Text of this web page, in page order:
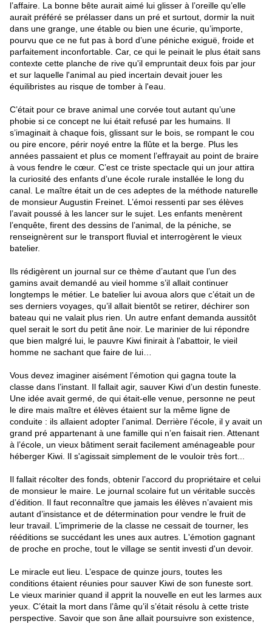
l’affaire. La bonne bête aurait aimé lui glisser à l’oreille qu’elle
aurait préféré se prélasser dans un pré et surtout, dormir la nuit
dans une grange, une étable ou bien une écurie, qu’importe,
pourvu que ce ne fut pas à bord d’une péniche exiguë, froide et
parfaitement inconfortable. Car, ce qui le peinait le plus était sans
contexte cette planche de rive qu'il empruntait deux fois par jour
et sur laquelle l'animal au pied incertain devait jouer les
équilibristes au risque de tomber à l'eau.
C’était pour ce brave animal une corvée tout autant qu’une
phobie si ce concept ne lui était refusé par les humains. Il
s’imaginait à chaque fois, glissant sur le bois, se rompant le cou
ou pire encore, périr noyé entre la flûte et la berge. Plus les
années passaient et plus ce moment l’effrayait au point de braire
à vous fendre le cœur. C’est ce triste spectacle qui un jour attira
la curiosité des enfants d’une école rurale installée le long du
canal. Le maître était un de ces adeptes de la méthode naturelle
de monsieur Augustin Freinet. L’émoi ressenti par ses élèves
l’avait poussé à les lancer sur le sujet. Les enfants menèrent
l’enquête, firent des dessins de l’animal, de la péniche, se
renseignèrent sur le transport fluvial et interrogèrent le vieux
batelier.
Ils rédigèrent un journal sur ce thème d’autant que l’un des
gamins avait demandé au vieil homme s’il allait continuer
longtemps le métier. Le batelier lui avoua alors que c’était un de
ses derniers voyages, qu’il allait bientôt se retirer, déchirer son
bateau qui ne valait plus rien. Un autre enfant demanda aussitôt
quel serait le sort du petit âne noir. Le marinier de lui répondre
que bien malgré lui, le pauvre Kiwi finirait à l'abattoir, le vieil
homme ne sachant que faire de lui…
Vous devez imaginer aisément l’émotion qui gagna toute la
classe dans l’instant. Il fallait agir, sauver Kiwi d’un destin funeste.
Une idée avait germé, de qui était-elle venue, personne ne peut
le dire mais maître et élèves étaient sur la même ligne de
conduite : ils allaient adopter l’animal. Derrière l’école, il y avait un
grand pré appartenant à une famille qui n’en faisait rien. Attenant
à l’école, un vieux bâtiment serait facilement aménageable pour
héberger Kiwi. Il s'agissait simplement de le vouloir très fort...
Il fallait récolter des fonds, obtenir l’accord du propriétaire et celui
de monsieur le maire. Le journal scolaire fut un véritable succès
d’édition. Il faut reconnaître que jamais les élèves n’avaient mis
autant d’insistance et de détermination pour vendre le fruit de
leur travail. L’imprimerie de la classe ne cessait de tourner, les
rééditions se succédant les unes aux autres. L'émotion gagnant
de proche en proche, tout le village se sentit investi d'un devoir.
Le miracle eut lieu. L’espace de quinze jours, toutes les
conditions étaient réunies pour sauver Kiwi de son funeste sort.
Le vieux marinier quand il apprit la nouvelle en eut les larmes aux
yeux. C’était la mort dans l’âme qu’il s’était résolu à cette triste
perspective. Savoir que son âne allait poursuivre son existence,